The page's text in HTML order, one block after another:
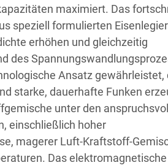
maximiert. Das
speziell formulierten
erhöhen und gleichzeitig
des
Ansatz gewährleistet,
starke, dauerhafte Funken
unter den
einschließlich hoher
magerer Luft-Kraftstoff-
Das elektromagnetische